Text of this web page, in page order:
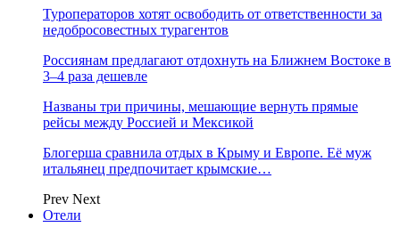
Туроператоров хотят освободить от ответственности за
недобросовестных турагентов
Россиянам предлагают отдохнуть на Ближнем Востоке в
3–4 раза дешевле
Названы три причины, мешающие вернуть прямые
рейсы между Россией и Мексикой
Блогерша сравнила отдых в Крыму и Европе. Её муж
итальянец предпочитает крымские…
Prev Next
Отели